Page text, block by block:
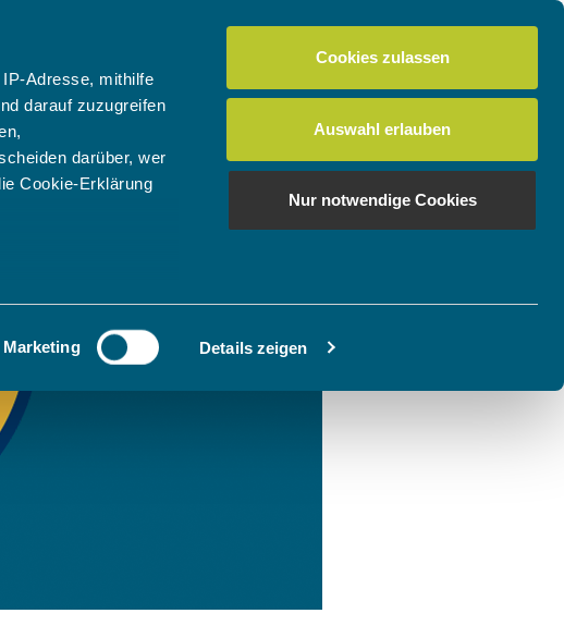
Adresse, mithilfe
darauf zuzugreifen
darüber, wer
Cookie-Erklärung
identifizieren
soziale Medien
geben wir
Werbung
weiteren Daten
Marketing Details zeigen
Cookies zulassen
Auswahl erlauben
Nur notwendige Cookies